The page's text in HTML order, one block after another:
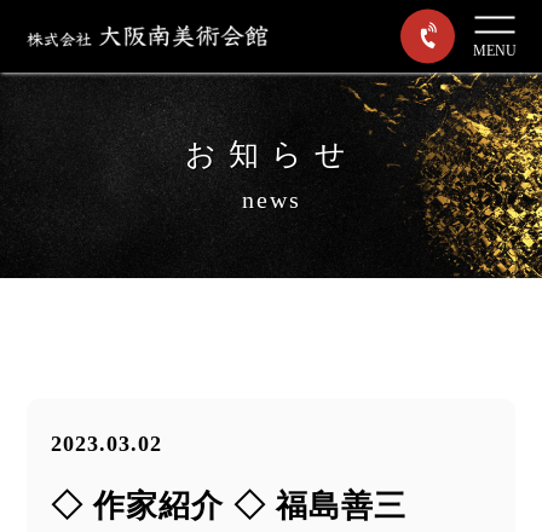
MENU
お知らせ
news
2023.03.02
◇ 作家紹介 ◇ 福島善三